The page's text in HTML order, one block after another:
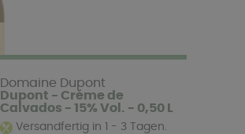
Domaine Dupont
Dupont - Créme de
Calvados - 15% Vol. - 0,50 L
Versandfertig in 1 - 3 Tagen.